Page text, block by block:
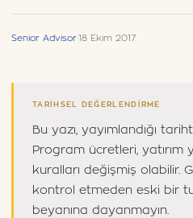
Senior Advisor·18 Ekim 2017
TARIHSEL DEĞERLENDIRME
Bu yazı, yayımlandığı
Program ücretleri, yatırım
kuralları değişmiş olabilir.
kontrol etmeden eski bir
beyanına dayanmayın.